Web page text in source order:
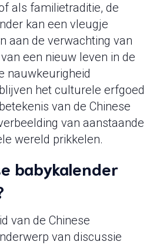
als familietraditie, de
kan een vleugje
aan de verwachting van
een nieuw leven in de
nauwkeurigheid
het culturele erfgoed
van de Chinese
van aanstaande
wereld prikkelen.
babykalender
van de Chinese
van discussie